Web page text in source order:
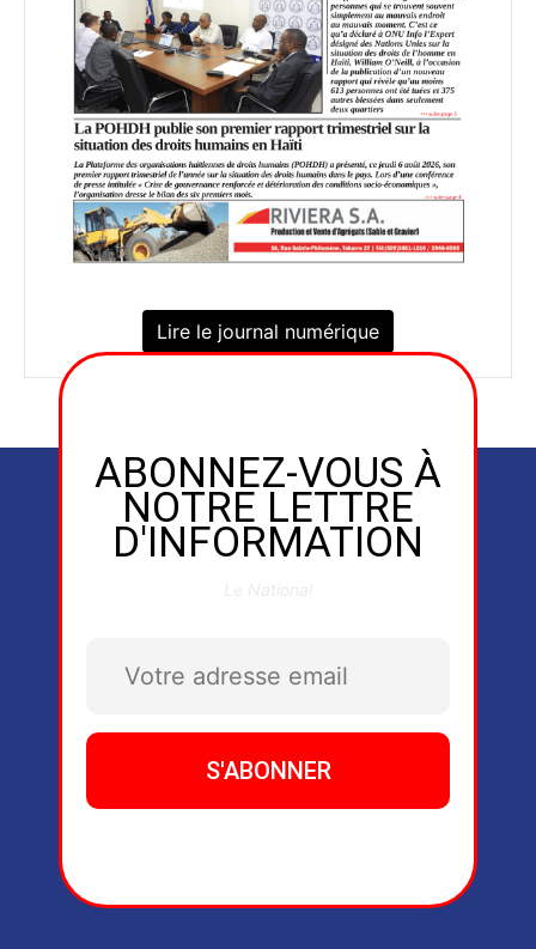
Lire le journal numérique
ABONNEZ-VOUS À
NOTRE LETTRE
D'INFORMATION